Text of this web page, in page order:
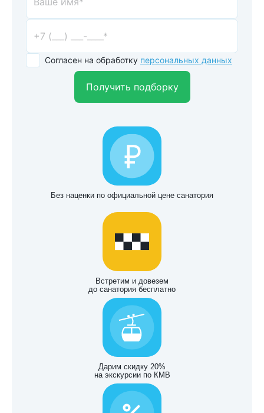
Согласен на обработку персональных данных
Получить подборку
Без наценки по официальной цене санатория
Встретим и довезем
до санатория бесплатно
Дарим скидку 20%
на экскурсии по КМВ